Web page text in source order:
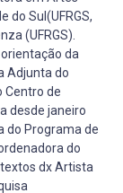
do Sul(UFRGS,
(UFRGS).
da
Adjunta do
Centro de
desde janeiro
do Programa de
do
dx Artista